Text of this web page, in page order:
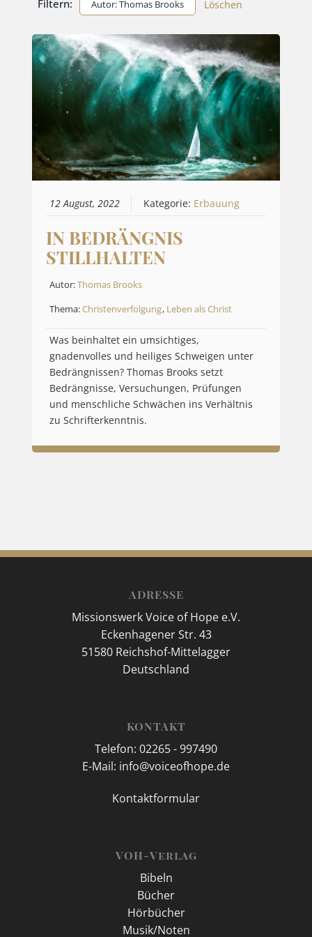
Filtern: Autor: Thomas Brooks Löschen
12 August, 2022 Kategorie: Erbauung
IN BEDRÄNGNIS
STILLHALTEN
Autor:Thomas Brooks
Thema:Christenverfolgung, Leben als Christ
Was beinhaltet ein umsichtiges,
gnadenvolles und heiliges Schweigen unter
Bedrängnissen? Thomas Brooks setzt
Bedrängnisse, Versuchungen, Prüfungen
und menschliche Schwächen ins Verhältnis
zu Schrifterkenntnis.
ADRESSE
Missionswerk Voice of Hope e.V.
Eckenhagener Str. 43
51580 Reichshof-Mittelagger
Deutschland
KONTAKT
Telefon: 02265 - 997490
E-Mail: info@voiceofhope.de
Kontaktformular
VOH-Verlag
Bibeln
Bücher
Hörbücher
Musik/Noten